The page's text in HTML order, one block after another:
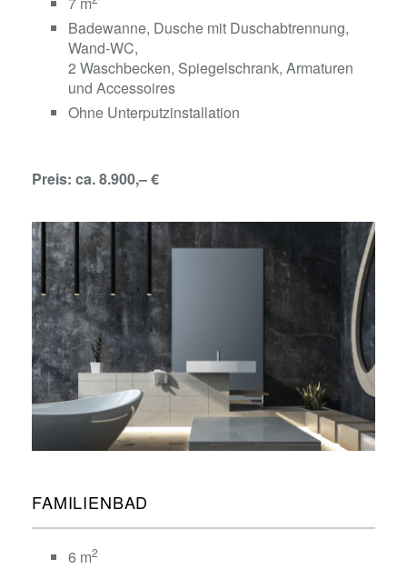
Badewanne, Dusche mit Duschabtrennung,
Wand-WC,
2 Waschbecken, Spiegelschrank, Armaturen
und Accessoires
Ohne Unterputzinstallation
Preis: ca. 8.900,– €
FAMILIENBAD
6 m2